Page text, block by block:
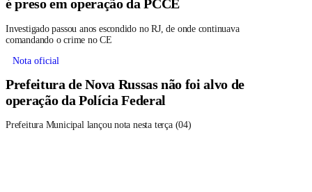
Investigado passou anos escondido no RJ, de onde continuava
comandando o crime no CE
Nota oficial
Prefeitura de Nova Russas não foi alvo de
operação da Polícia Federal
Prefeitura Municipal lançou nota nesta terça (04)